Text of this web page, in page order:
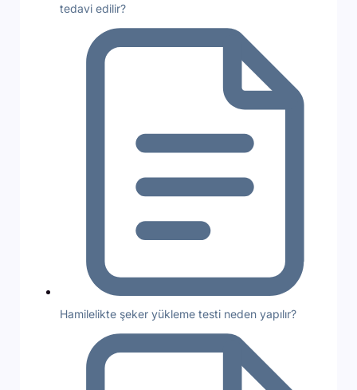
tedavi edilir?
Hamilelikte şeker yükleme testi neden yapılır?